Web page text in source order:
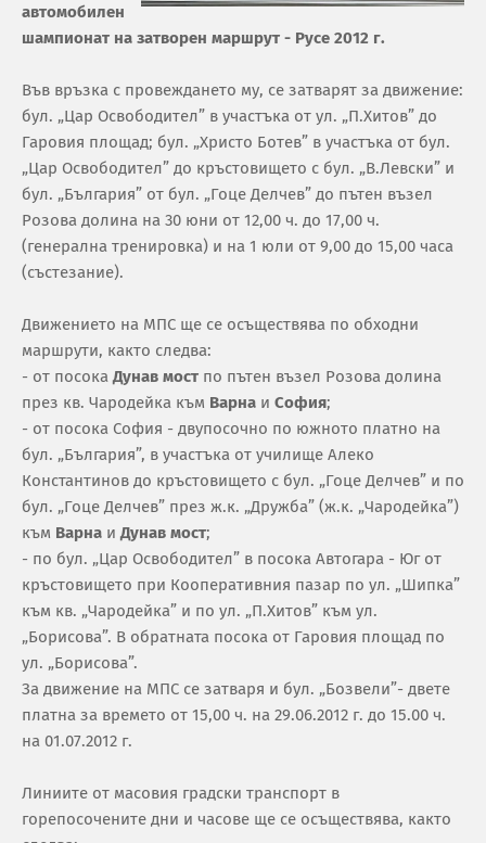
автомобилен
шампионат на затворен маршрут - Русе 2012 г.
Във връзка с провеждането му, се затварят за движение:
бул. „Цар Освободител” в участъка от ул. „П.Хитов” до
Гаровия площад; бул. „Христо Ботев” в участъка от бул.
„Цар Освободител” до кръстовището с бул. „В.Левски” и
бул. „България” от бул. „Гоце Делчев” до пътен възел
Розова долина на 30 юни от 12,00 ч. до 17,00 ч.
(генерална тренировка) и на 1 юли от 9,00 до 15,00 часа
(състезание).
Движението на МПС ще се осъществява по обходни
маршрути, както следва:
- от посокаДунав мост по пътен възел Розова долина
през кв. Чародейка към Варна и София;
- от посока София - двупосочно по южното платно на
бул. „България”, в участъка от училище Алеко
Константинов до кръстовището с бул. „Гоце Делчев” и по
бул. „Гоце Делчев” през ж.к. „Дружба” (ж.к. „Чародейка”)
към Варна иДунав мост;
- по бул. „Цар Освободител” в посока Автогара - Юг от
кръстовището при Кооперативния пазар по ул. „Шипка”
към кв. „Чародейка” и по ул. „П.Хитов” към ул.
„Борисова”. В обратната посока от Гаровия площад по
ул. „Борисова”.
За движение на МПС се затваря и бул. „Бозвели”- двете
платна за времето от 15,00 ч. на 29.06.2012 г. до 15.00 ч.
на 01.07.2012 г.
Линиите от масовия градски транспорт в
горепосочените дни и часове ще се осъществява, както